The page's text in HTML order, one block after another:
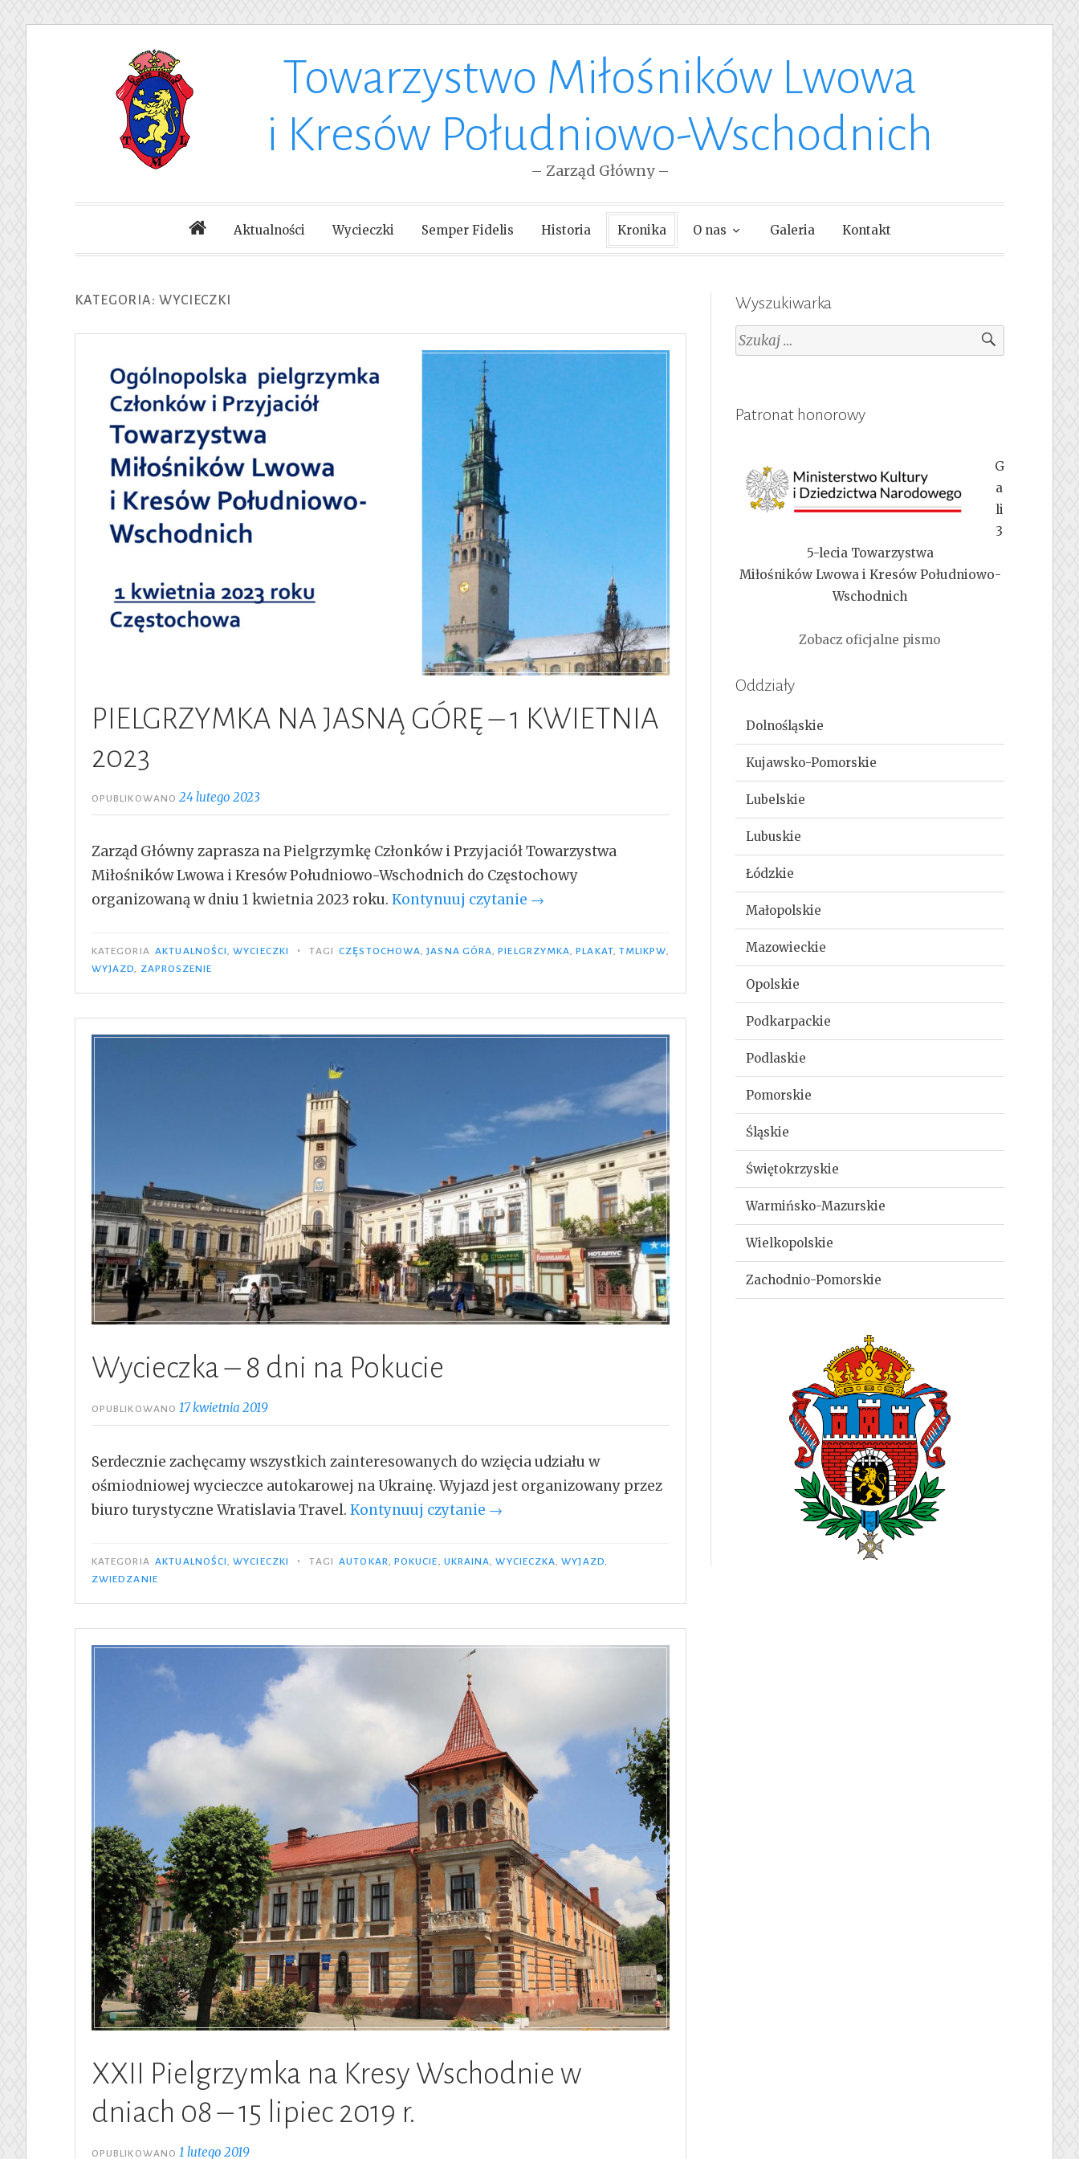
Towarzystwo Miłośników Lwowa
i Kresów Południowo-Wschodnich
– Zarząd Główny –
Aktualności Wycieczki Semper Fidelis Historia Kronika O nas Galeria Kontakt
KATEGORIA: WYCIECZKI
PIELGRZYMKA NA JASNĄ GÓRĘ – 1 KWIETNIA
2023
OPUBLIKOWANO24 lutego 2023
Zarząd Główny zaprasza na Pielgrzymkę Członków i Przyjaciół Towarzystwa
Miłośników Lwowa i Kresów Południowo-Wschodnich do Częstochowy
organizowaną w dniu 1 kwietnia 2023 roku. Kontynuuj czytanie „PIELGRZYMKA
JASNĄ
–
1
KWIETNIA
→
KATEGORIA AKTUALNOŚCI ,WYCIECZKI • TAGI CZĘSTOCHOWA ,JASNA GÓRA ,PIELGRZYMKA ,PLAKAT, TMLIKPW
WYJAZD
ZAPROSZENIE
Wycieczka – 8 dni na Pokucie
OPUBLIKOWANO17 kwietnia 2019
Serdecznie zachęcamy wszystkich zainteresowanych do wzięcia udziału w
ośmiodniowej wycieczce autokarowej na Ukrainę. Wyjazd jest organizowany przez
biuro turystyczne Wratislavia Travel. Kontynuuj czytanie „Wycieczka
8
na
Pokucie”
→
KATEGORIA AKTUALNOŚCI ,WYCIECZKI • TAGI AUTOKAR POKUCIE UKRAINA ,WYCIECZKA ,WYJAZD
ZWIEDZANIE
XXII Pielgrzymka na Kresy Wschodnie w
dniach 08 – 15 lipiec 2019 r.
OPUBLIKOWANO1 lutego 2019
Wyszukiwarka
Szukaj:
Patronat honorowy
G
a
li
3
5-lecia Towarzystwa
Miłośników Lwowa i Kresów Południowo-
Wschodnich
Zobacz oficjalne pismo
Oddziały
Dolnośląskie
Kujawsko-Pomorskie
Lubelskie
Lubuskie
Łódzkie
Małopolskie
Mazowieckie
Opolskie
Podkarpackie
Podlaskie
Pomorskie
Śląskie
Świętokrzyskie
Warmińsko-Mazurskie
Wielkopolskie
Zachodnio-Pomorskie